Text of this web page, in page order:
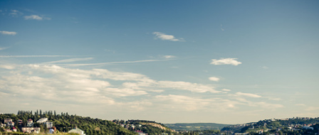
Zobrazit
fotografii
Zobrazit
fotografii
Zobrazit
fotografii
Zobrazit
fotografii
Zobrazit
fotografii